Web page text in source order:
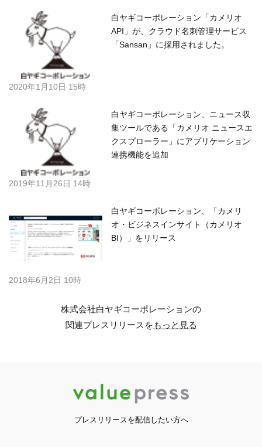
白ヤギコーポレーション「カメリオ
API」が、クラウド名刺管理サービス
「Sansan」に採用されました。
2020年1月10日 15時
白ヤギコーポレーション、ニュース収
集ツールである「カメリオ ニュースエ
クスプローラー」にアプリケーション
連携機能を追加
2019年11月26日 14時
白ヤギコーポレーション、「カメリ
オ・ビジネスインサイト（カメリオ
BI）」をリリース
2018年6月2日 10時
株式会社白ヤギコーポレーションの
関連プレスリリースをもっと見る
プレスリリースを配信したい方へ